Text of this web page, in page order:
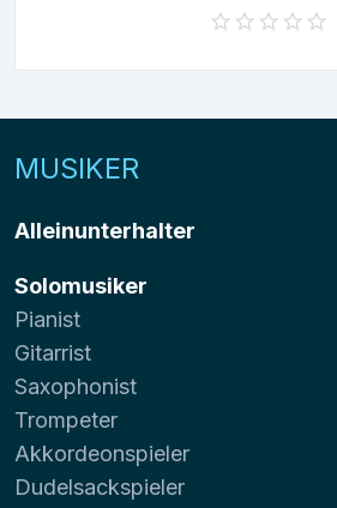
MUSIKER
Alleinunterhalter
Solomusiker
Pianist
Gitarrist
Saxophonist
Trompeter
Akkordeonspieler
Dudelsackspieler